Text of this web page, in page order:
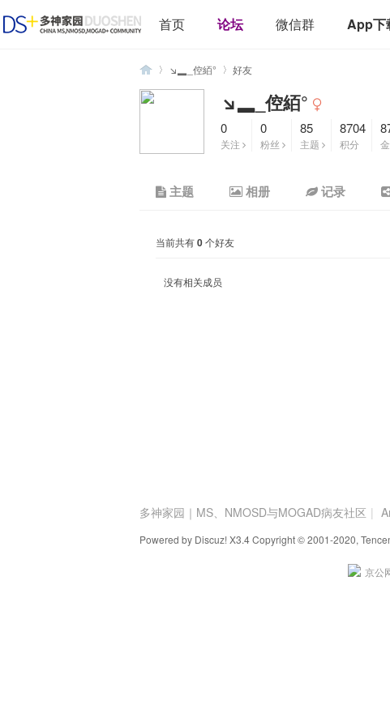
首页 论坛 微信群 App下
↘▂_倥絔° 好友
↘▂_倥絔°
0
关注
0
粉丝
85
主题
8704
积分
主题 相册 记录
当前共有0个好友
没有相关成员
多神家园｜MS、NMOSD与MOGAD病友社区 |
Powered by Discuz! X3.4 Copyright © 2001-2020,
京公